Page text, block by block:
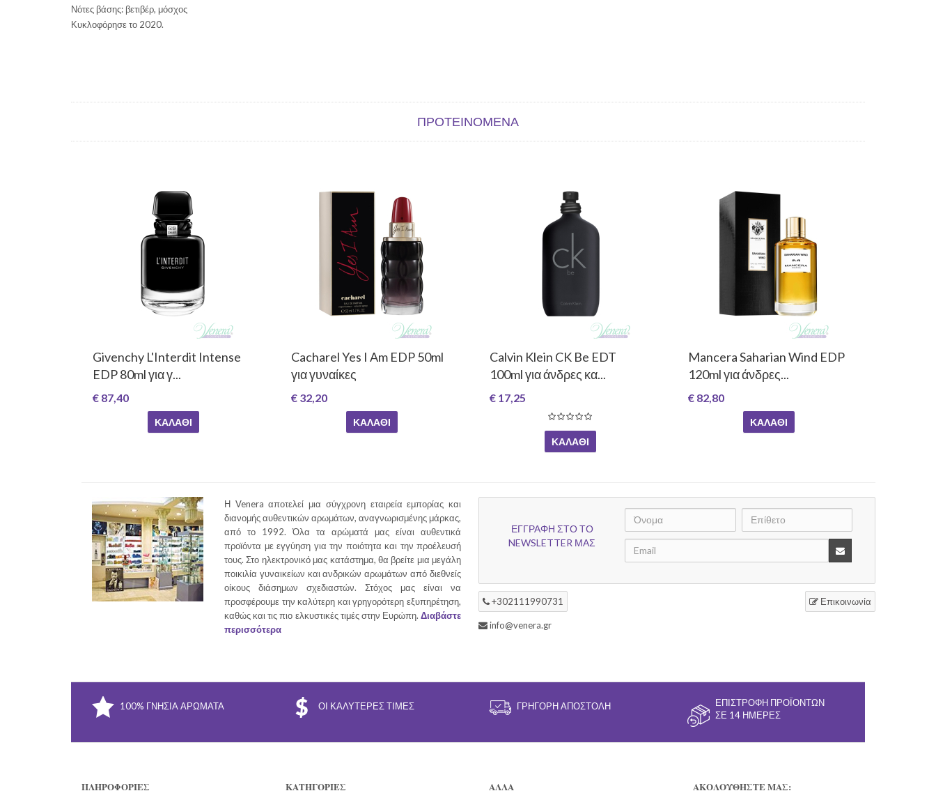
Νότες βάσης: βετιβέρ, μόσχος
Κυκλοφόρησε το 2020.
ΠΡΟΤΕΙΝΌΜΕΝΑ
Givenchy L'Interdit Intense
EDP 80ml για γ...
€ 87,40
ΚΑΛΆΘΙ
Cacharel Yes I Am EDP 50ml
για γυναίκες
€ 32,20
ΚΑΛΆΘΙ
Calvin Klein CK Be EDT
100ml για άνδρες κα...
€ 17,25
ΚΑΛΆΘΙ
Mancera Saharian Wind EDP
120ml για άνδρες...
€ 82,80
ΚΑΛΆΘΙ
Η Venera αποτελεί μια σύγχρονη εταιρεία εμπορίας και
διανομής αυθεντικών αρωμάτων, αναγνωρισμένης μάρκας,
από το 1992. Όλα τα αρώματά μας είναι αυθεντικά
προϊόντα με εγγύηση για την ποιότητα και την προέλευσή
τους. Στο ηλεκτρονικό μας κατάστημα, θα βρείτε μια μεγάλη
ποικιλία γυναικείων και ανδρικών αρωμάτων από διεθνείς
οίκους διάσημων σχεδιαστών. Στόχος μας είναι να
προσφέρουμε την καλύτερη και γρηγορότερη εξυπηρέτηση,
καθώς και τις πιο ελκυστικές τιμές στην Ευρώπη. Διαβάστε
περισσότερα
ΕΓΓΡΑΦΗ ΣΤΟ ΤΟ
NEWSLETTER ΜΑΣ
+302111990731 Επικοινωνία
info@venera.gr
100% ΓΝΉΣΙΑ ΑΡΏΜΑΤΑ ΟΙ ΚΑΛΎΤΕΡΕΣ ΤΙΜΈΣ ΓΡΉΓΟΡΗ ΑΠΟΣΤΟΛΉ
ΕΠΙΣΤΡΟΦΉ ΠΡΟΪΌΝΤΩΝ
ΣΕ 14 ΗΜΈΡΕΣ
ΠΛΗΡΟΦΟΡΊΕΣ ΚΑΤΗΓΟΡΙΕΣ ΑΛΛΑ ΑΚΟΛΟΥΘΗΣΤΕ ΜΑΣ: